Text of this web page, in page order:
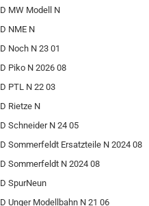
D MW Modell N
D NME N
D Noch N 23 01
D Piko N 2026 08
D PTL N 22 03
D Rietze N
D Schneider N 24 05
D Sommerfeldt Ersatzteile N 2024 08
D Sommerfeldt N 2024 08
D SpurNeun
D Unger Modellbahn N 21 06